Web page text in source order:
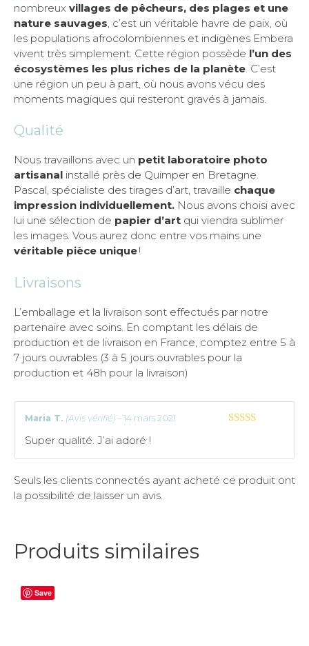
nombreux villages de pêcheurs, des plages et une
nature sauvages , c’est un véritable havre de paix, où
les populations afrocolombiennes et indigènes Embera
vivent très simplement. Cette région possède l’un des
écosystèmes les plus riches de la planète . C’est
une région un peu à part, où nous avons vécu des
moments magiques qui resteront gravés à jamais.
Qualité
Nous travaillons avec un petit laboratoire photo
artisanal installé près de Quimper en Bretagne.
Pascal, spécialiste des tirages d’art, travaille chaque
impression individuellement. Nous avons choisi avec
lui une sélection de papier d’art qui viendra sublimer
les images. Vous aurez donc entre vos mains une
véritable pièce unique!
Livraisons
L’emballage et la livraison sont effectués par notre
partenaire avec soins. En comptant les délais de
production et de livraison en France, comptez entre 5 à
7 jours ouvrables (3 à 5 jours ouvrables pour la
production et 48h pour la livraison)
Maria T. (Avis vérifié) – 14 mars 2021
Super qualité. J’ai adoré !
Seuls les clients connectés ayant acheté ce produit ont
la possibilité de laisser un avis.
Produits similaires
Save